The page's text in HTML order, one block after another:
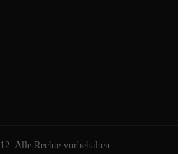
Alle Rechte vorbehalten.